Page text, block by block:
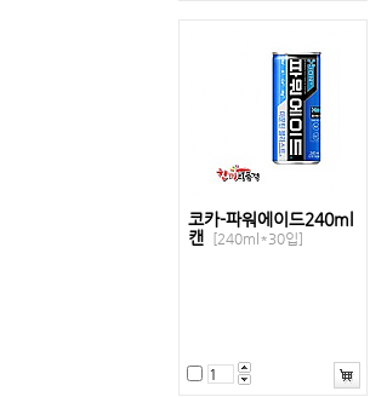
코카-파워에이드240ml
캔
[240ml*30입]